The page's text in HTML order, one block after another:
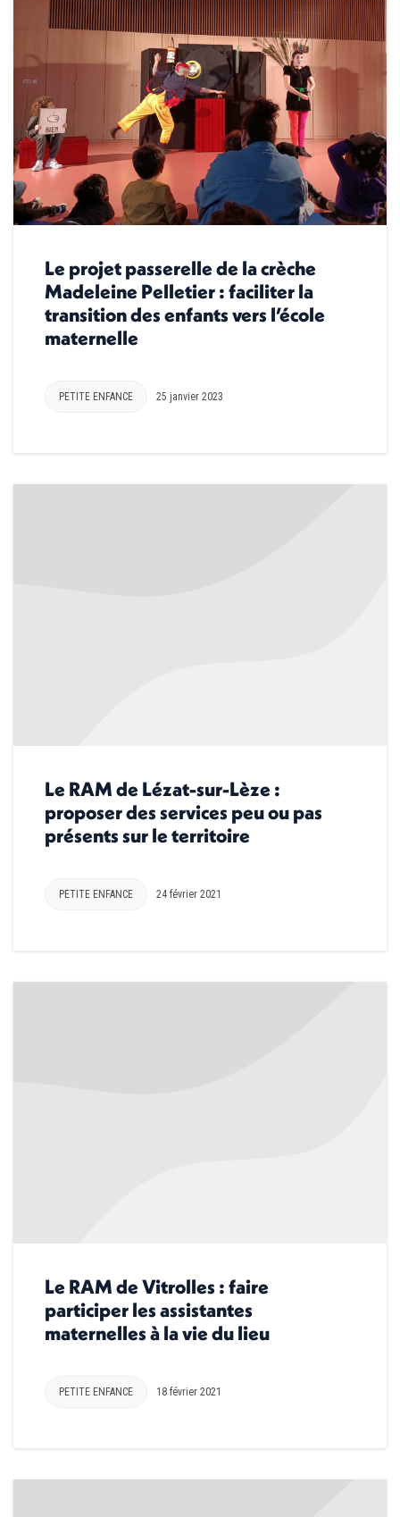
Le projet passerelle de la crèche
Madeleine Pelletier : faciliter la
transition des enfants vers l’école
maternelle
PETITE ENFANCE 25 janvier 2023
Le RAM de Lézat-sur-Lèze :
proposer des services peu ou pas
présents sur le territoire
PETITE ENFANCE 24 février 2021
Le RAM de Vitrolles : faire
participer les assistantes
maternelles à la vie du lieu
PETITE ENFANCE 18 février 2021